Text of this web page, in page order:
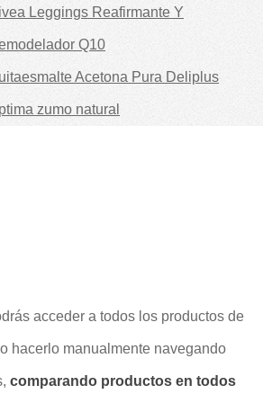
Leggings Reafirmante Y
Q10
Acetona Pura Deliplus
zumo natural
acceder a todos los productos de
o hacerlo manualmente navegando
comparando productos en todos